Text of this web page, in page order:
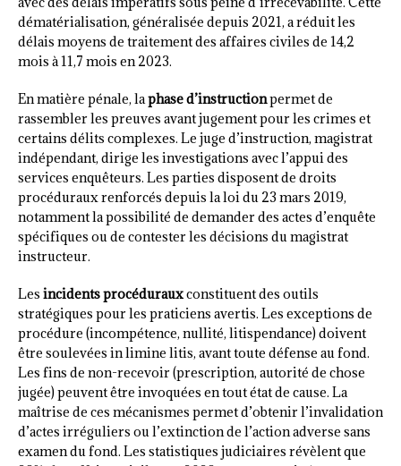
dématérialisation, généralisée depuis 2021, a réduit les
délais moyens de traitement des affaires civiles de 14,2
mois à 11,7 mois en 2023.
En matière pénale, laphase d’instructionpermet de
rassembler les preuves avant jugement pour les crimes et
certains délits complexes. Le juge d’instruction, magistrat
indépendant, dirige les investigations avec l’appui des
services enquêteurs. Les parties disposent de droits
procéduraux renforcés depuis la loi du 23 mars 2019,
notamment la possibilité de demander des actes d’enquête
spécifiques ou de contester les décisions du magistrat
instructeur.
Les incidents procédurauxconstituent des outils
stratégiques pour les praticiens avertis. Les exceptions de
procédure (incompétence, nullité, litispendance) doivent
être soulevées in limine litis, avant toute défense au fond.
Les fins de non-recevoir (prescription, autorité de chose
jugée) peuvent être invoquées en tout état de cause. La
maîtrise de ces mécanismes permet d’obtenir l’invalidation
d’actes irréguliers ou l’extinction de l’action adverse sans
examen du fond. Les statistiques judiciaires révèlent que